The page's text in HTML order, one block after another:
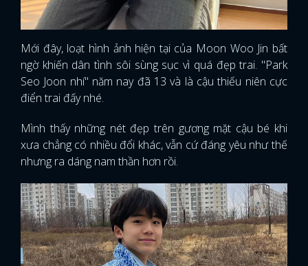
Mới đây, loạt hình ảnh hiện tại của Moon Woo Jin bất
ngờ khiến dân tình sôi sùng sục vì quá đẹp trai. "Park
Seo Joon nhí" năm nay đã 13 và là cậu thiếu niên cực
điển trai đấy nhé.
Mình thấy những nét đẹp trên gương mặt cậu bé khi
xưa chẳng có nhiều đổi khác, vẫn cứ đáng yêu như thế
nhưng ra dáng nam thần hơn rồi.